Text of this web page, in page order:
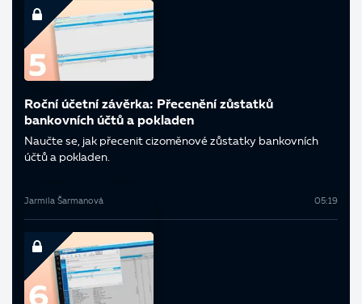
Roční účetní závěrka: Přecenění zůstatků
bankovních účtů a pokladen
Naučte se, jak přecenit cizoměnové zůstatky bankovních
účtů a pokladen.
Jarmila Šarmanová 05:19